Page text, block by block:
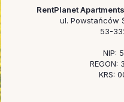
RentPlanet
ul. Powstańców
53-
NIP:
REGON:
KRS: